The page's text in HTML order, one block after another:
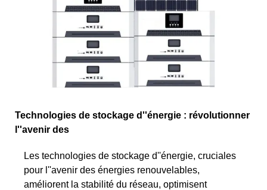
Technologies de stockage d''énergie : révolutionner
l''avenir des
Les technologies de stockage d''énergie, cruciales
pour l''avenir des énergies renouvelables,
améliorent la stabilité du réseau, optimisent